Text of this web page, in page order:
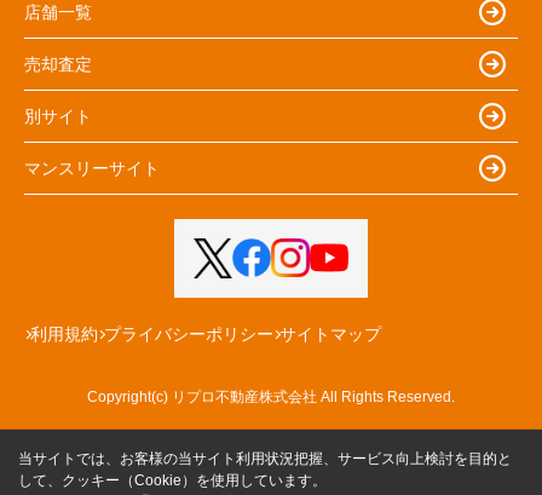
店舗一覧
売却査定
別サイト
マンスリーサイト
利用規約 プライバシーポリシー サイトマップ
Copyright(c) リプロ不動産株式会社 All Rights Reserved.
当サイトでは、お客様の当サイト利用状況把握、サービス向上検討を目的と
して、クッキー（Cookie）を使用しています。